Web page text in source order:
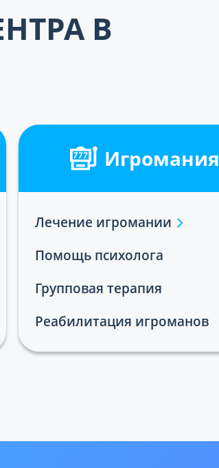
В
Игромания
Лечение игромании
Помощь психолога
Групповая терапия
Реабилитация игроманов